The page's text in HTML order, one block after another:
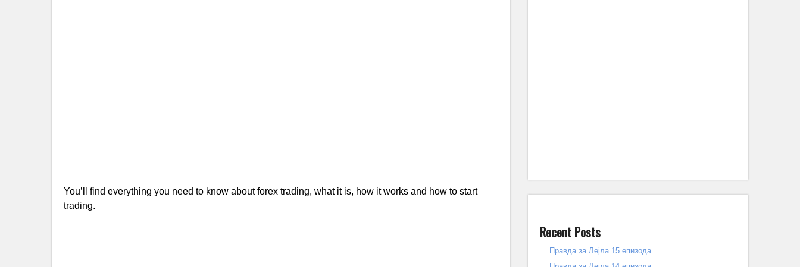
You’ll find everything you need to know about forex trading, what it is, how it works and how to start
trading.
Recent Posts
Правда за Лејла 15 епизода